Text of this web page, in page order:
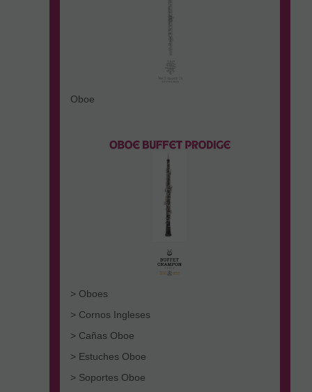
Oboe
> Oboes
> Cornos Ingleses
> Cañas Oboe
> Estuches Oboe
> Soportes Oboe